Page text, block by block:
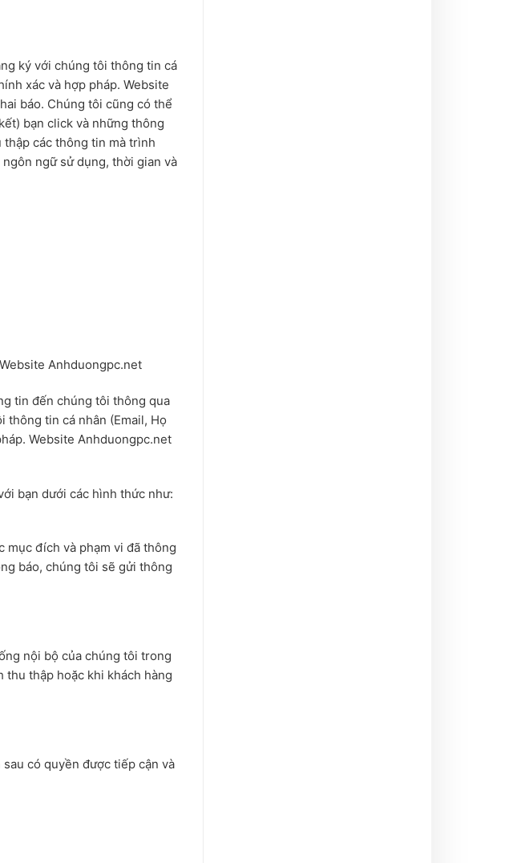
ký với chúng tôi thông tin cá
xác và hợp pháp. Website
báo. Chúng tôi cũng có thể
bạn click và những thông
các thông tin mà trình
ngữ sử dụng, thời gian và
Anhduongpc.net
tin đến chúng tôi thông qua
thông tin cá nhân (Email, Họ
Website Anhduongpc.net
bạn dưới các hình thức như:
mục đích và phạm vi đã thông
báo, chúng tôi sẽ gửi thông
nội bộ của chúng tôi trong
thập hoặc khi khách hàng
có quyền được tiếp cận và